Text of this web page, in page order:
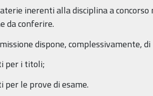
inerenti alla disciplina a concorso
da conferire.
dispone, complessivamente,
per i titoli;
per le prove di esame.